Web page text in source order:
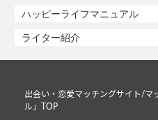
ハッピーライフマニュアル
ライター紹介
出会い・恋愛マッチングサイト/マ
ル」TOP